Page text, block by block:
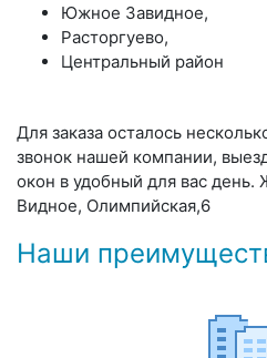
Южное Завидное,
Расторгуево,
Центральный район
Для заказа осталось
звонок нашей компании,
окон в удобный для вас день.
Видное, Олимпийская,6
Наши